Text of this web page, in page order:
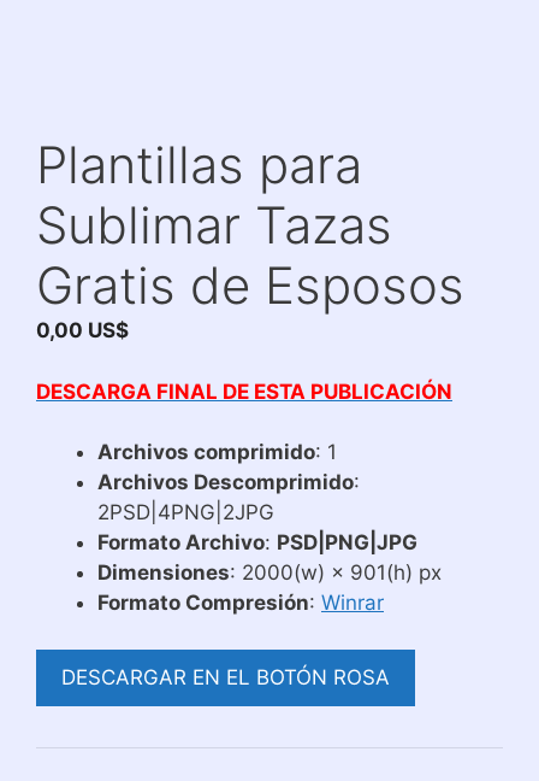
Plantillas para
Sublimar Tazas
Gratis de Esposos
0,00 US$
DESCARGA FINAL DE ESTA PUBLICACIÓN
Archivos comprimido: 1
Archivos Descomprimido:
2PSD|4PNG|2JPG
Formato Archivo: PSD|PNG|JPG
Dimensiones: 2000(w) × 901(h) px
Formato Compresión: Winrar
DESCARGAR EN EL BOTÓN ROSA